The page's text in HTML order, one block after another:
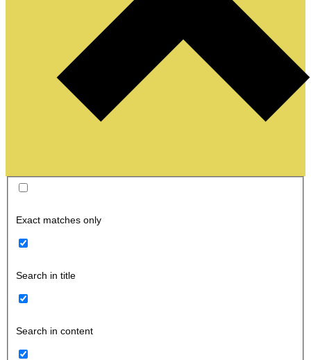
Exact matches only
Search in title
Search in content